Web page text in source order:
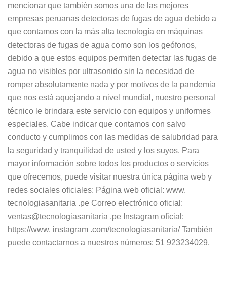
mencionar que también somos una de las mejores
empresas peruanas detectoras de fugas de agua debido a
que contamos con la más alta tecnología en máquinas
detectoras de fugas de agua como son los geófonos,
debido a que estos equipos permiten detectar las fugas de
agua no visibles por ultrasonido sin la necesidad de
romper absolutamente nada y por motivos de la pandemia
que nos está aquejando a nivel mundial, nuestro personal
técnico le brindara este servicio con equipos y uniformes
especiales. Cabe indicar que contamos con salvo
conducto y cumplimos con las medidas de salubridad para
la seguridad y tranquilidad de usted y los suyos. Para
mayor información sobre todos los productos o servicios
que ofrecemos, puede visitar nuestra única página web y
redes sociales oficiales: Página web oficial: www.
tecnologiasanitaria .pe Correo electrónico oficial:
ventas@tecnologiasanitaria .pe Instagram oficial:
https://www. instagram .com/tecnologiasanitaria/ También
puede contactarnos a nuestros números: 51 923234029.